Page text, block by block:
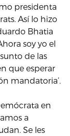
presidenta
Así lo hizo
Bhatia
soy yo el
de las
que esperar
mandatoria’.
en
a
Se les